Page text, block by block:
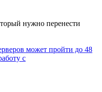
нужно перенести
может пройти до 48
с